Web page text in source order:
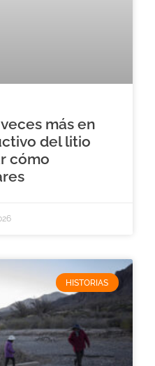
más en
del litio
cómo
HISTORIAS